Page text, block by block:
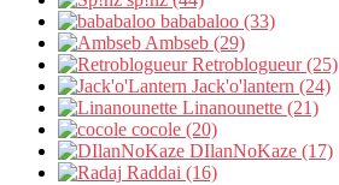
bababaloo (33)
Ambseb (29)
Retroblogueur (25)
Jack'o'lantern (24)
Linanounette (21)
cocole (20)
DIlanNoKaze (17)
Raddai (16)